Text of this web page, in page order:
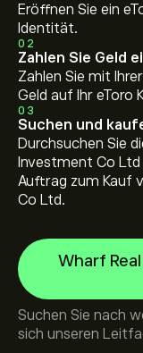
Eröffnen Sie ein
Identität.
02
Zahlen Sie Geld
Zahlen Sie mit
Geld auf Ihr eToro
03
Suchen und
Durchsuchen Sie
Investment Co Ltd
Auftrag zum Kauf
Co Ltd.
Wharf
Suchen Sie nach
sich unseren